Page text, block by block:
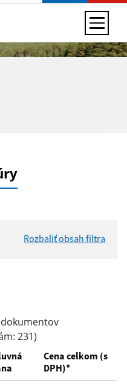
Rozbaliť obsah filtra
231)
Cena celkom (s
DPH)*